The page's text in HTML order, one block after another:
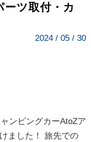
ツ取付・カ
2024 / 05 / 30
ンピングカーAtoZア
ました！ 旅先での